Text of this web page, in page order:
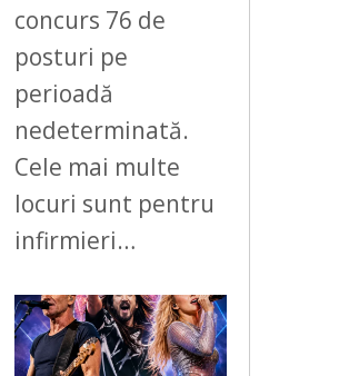
concurs 76 de
posturi pe
perioadă
nedeterminată.
Cele mai multe
locuri sunt pentru
infirmieri…